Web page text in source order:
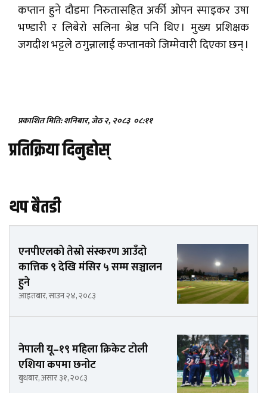
कप्तान हुने दौडमा निरुतासहित अर्की ओपन स्पाइकर उषा
भण्डारी र लिबेरो सलिना श्रेष्ठ पनि थिए । मुख्य प्रशिक्षक
जगदीश भट्टले ठगुन्नालाई कप्तानको जिम्मेवारी दिएका छन् ।
प्रकाशित मिति: शनिबार, जेठ २, २०८३ ०८:११
प्रतिक्रिया दिनुहोस्
थप बैतडी
एनपीएलको तेस्रो संस्करण आउँदो
कात्तिक ९ देखि मंसिर ५ सम्म सञ्चालन
हुने
आइतबार, साउन २४, २०८३
नेपाली यू–१९ महिला क्रिकेट टोली
एशिया कपमा छनोट
बुधबार, असार ३१, २०८३